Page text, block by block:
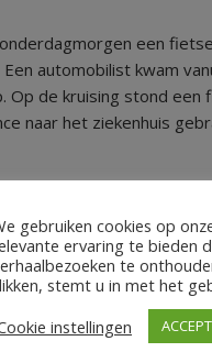
een
Een automobilist kwam
Op de kruising stond
naar het ziekenhuis
gebruiken cookies op
ervaring te bieden
te
stemt u in met het
instellingen